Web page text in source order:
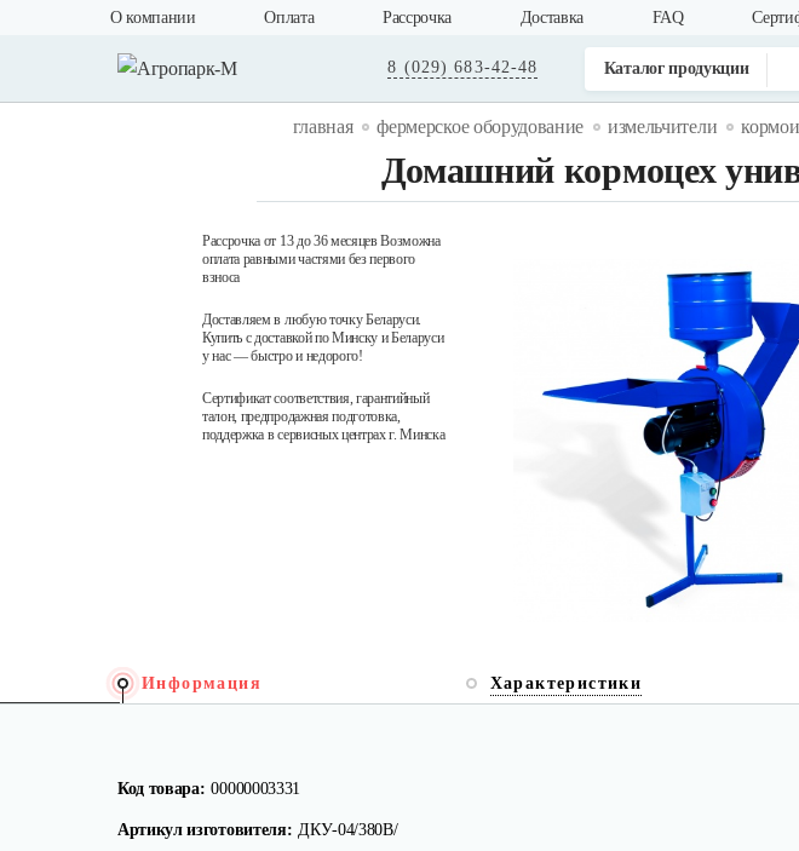
О компании Оплата Рассрочка Доставка FAQ
8 (029) 683-42-48 Каталог продукции
главная фермерское оборудование измельчители
Домашний кормоцех
Рассрочка от 13 до 36 месяцев Возможна
оплата равными частями без первого
взноса
Доставляем в любую точку Беларуси.
Купить с доставкой по Минску и Беларуси
у нас — быстро и недорого!
Сертификат соответствия, гарантийный
талон, предпродажная подготовка,
поддержка в сервисных центрах г. Минска
Информация Характеристики
Код товара: 00000003331
Артикул изготовителя: ДКУ-04/380В/